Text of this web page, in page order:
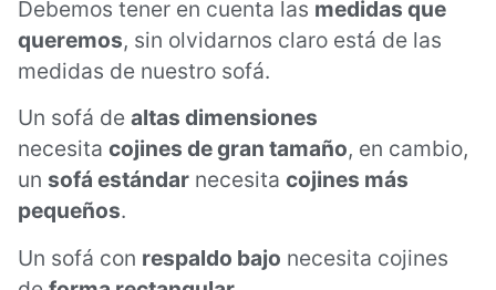
Debemos tener en cuenta las medidas que
queremos, sin olvidarnos claro está de las
medidas de nuestro sofá.
Un sofá de altas dimensiones
necesita cojines de gran tamaño, en cambio,
un sofá estándar necesita cojines más
pequeños.
Un sofá con respaldo bajo necesita cojines